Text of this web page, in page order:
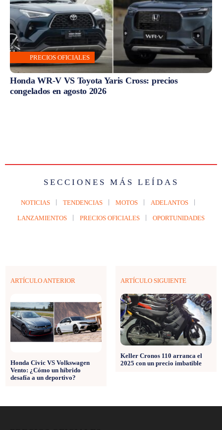
PRECIOS OFICIALES
Honda WR-V VS Toyota Yaris Cross: precios
congelados en agosto 2026
SECCIONES MÁS LEÍDAS
NOTICIAS TENDENCIAS MOTOS ADELANTOS
LANZAMIENTOS PRECIOS OFICIALES OPORTUNIDADES
ARTÍCULO ANTERIOR
Honda Civic VS Volkswagen
Vento: ¿Cómo un híbrido
desafía a un deportivo?
ARTÍCULO SIGUIENTE
Keller Cronos 110 arranca el
2025 con un precio imbatible